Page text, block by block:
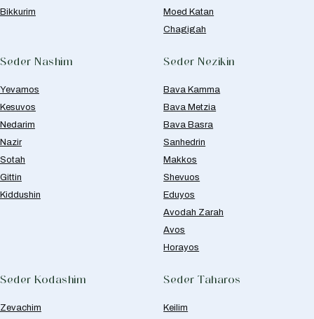
Bikkurim
Moed Katan
Chagigah
Seder Nashim
Yevamos
Kesuvos
Nedarim
Nazir
Sotah
Gittin
Kiddushin
Seder Nezikin
Bava Kamma
Bava Metzia
Bava Basra
Sanhedrin
Makkos
Shevuos
Eduyos
Avodah Zarah
Avos
Horayos
Seder Kodashim
Zevachim
Seder Taharos
Keilim